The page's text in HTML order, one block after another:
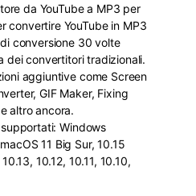
da YouTube a MP3 per
convertire YouTube in MP3
conversione 30 volte
dei convertitori tradizionali.
aggiuntive come Screen
GIF Maker, Fixing
altro ancora.
Windows
11 Big Sur, 10.15
10.12, 10.11, 10.10,